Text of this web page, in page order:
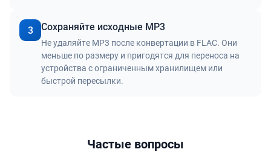
3 Сохраняйте исходные MP3
Не удаляйте MP3 после конвертации в FLAC. Они
меньше по размеру и пригодятся для переноса на
устройства с ограниченным хранилищем или
быстрой пересылки.
Частые вопросы